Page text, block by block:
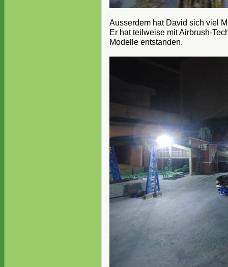
Ausserdem hat David sich viel
Er hat teilweise mit Airbrush-
Modelle entstanden.